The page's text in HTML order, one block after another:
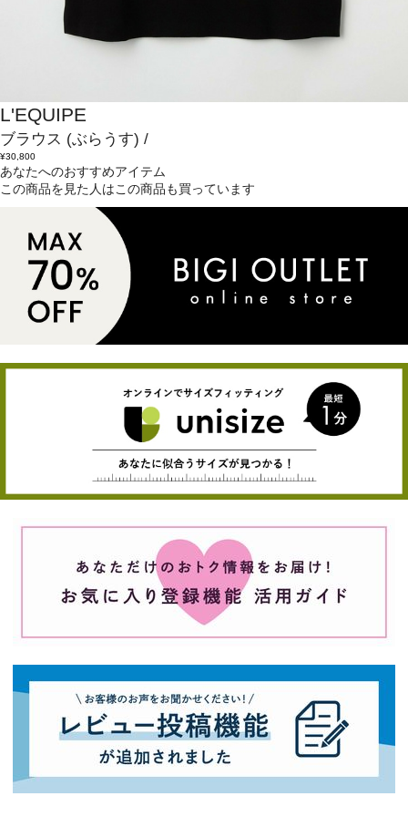
L'EQUIPE
ブラウス (ぶらうす) /
¥30,800
あなたへのおすすめアイテム
この商品を見た人はこの商品も買っています